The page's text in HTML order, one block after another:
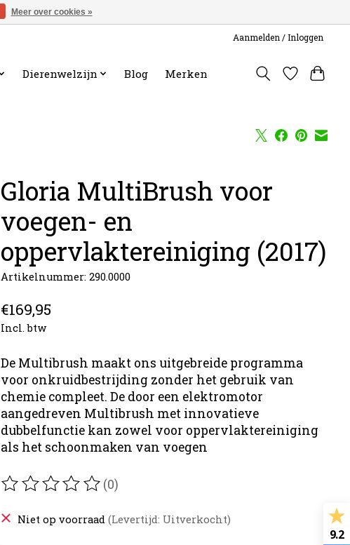
Aanmelden / Inloggen
Dierenwelzijn Blog Merken
Gloria MultiBrush voor
voegen- en
oppervlaktereiniging (2017)
Artikelnummer: 290.0000
€169,95
Incl. btw
De Multibrush maakt ons uitgebreide programma
voor onkruidbestrijding zonder het gebruik van
chemie compleet. De door een elektromotor
aangedreven Multibrush met innovatieve
dubbelfunctie kan zowel voor oppervlaktereiniging
als het schoonmaken van voegen
De beoordeling van dit product is
(0)
Niet op voorraad (Levertijd: Uitverkocht)
9.2
Meer over cookies »